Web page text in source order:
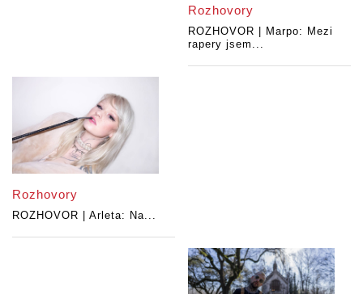
Rozhovory
ROZHOVOR | Marpo: Mezi
rapery jsem...
Rozhovory
ROZHOVOR | Arleta: Na...